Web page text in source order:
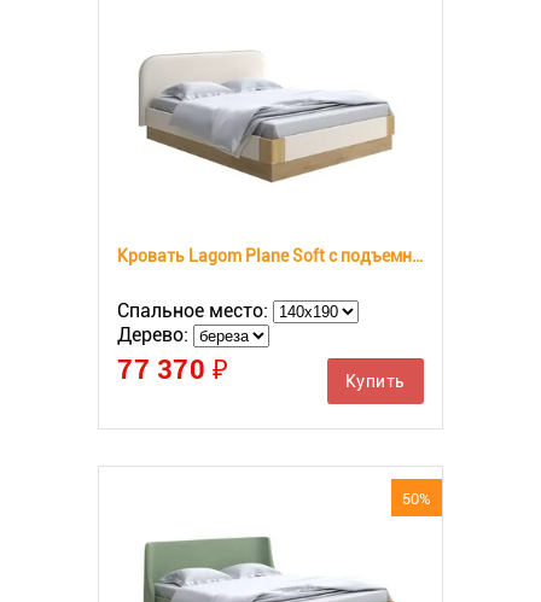
Кровать Lagom Plane Soft с подъемным механизмом
Спальное место:
Дерево:
77 370 ₽ Купить
50%